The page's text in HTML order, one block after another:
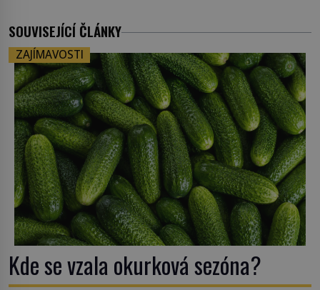
SOUVISEJÍCÍ ČLÁNKY
ZAJÍMAVOSTI
Kde se vzala okurková sezóna?